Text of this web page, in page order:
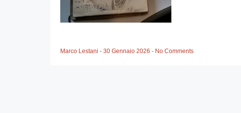
Marco Lestani - 30 Gennaio 2026 - No Comments